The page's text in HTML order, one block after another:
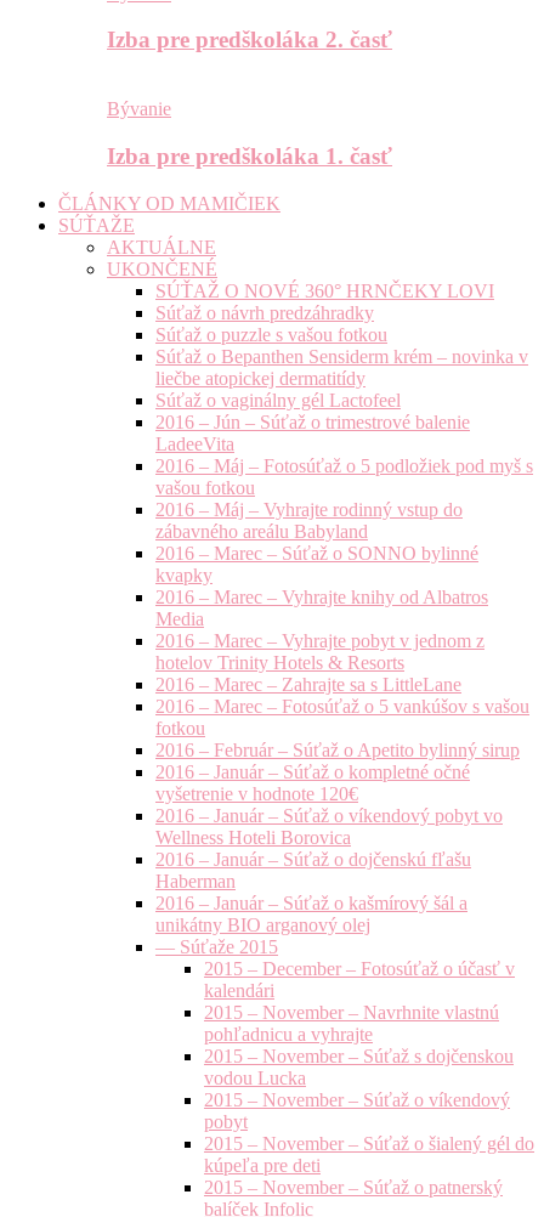
Izba pre predškoláka 2. časť
Bývanie
Izba pre predškoláka 1. časť
ČLÁNKY OD MAMIČIEK
SÚŤAŽE
AKTUÁLNE
UKONČENÉ
SÚŤAŽ O NOVÉ 360° HRNČEKY LOVI
Súťaž o návrh predzáhradky
Súťaž o puzzle s vašou fotkou
Súťaž o Bepanthen Sensiderm krém – novinka v
liečbe atopickej dermatitídy
Súťaž o vaginálny gél Lactofeel
2016 – Jún – Súťaž o trimestrové balenie
LadeeVita
2016 – Máj – Fotosúťaž o 5 podložiek pod myš s
vašou fotkou
2016 – Máj – Vyhrajte rodinný vstup do
zábavného areálu Babyland
2016 – Marec – Súťaž o SONNO bylinné
kvapky
2016 – Marec – Vyhrajte knihy od Albatros
Media
2016 – Marec – Vyhrajte pobyt v jednom z
hotelov Trinity Hotels & Resorts
2016 – Marec – Zahrajte sa s LittleLane
2016 – Marec – Fotosúťaž o 5 vankúšov s vašou
fotkou
2016 – Február – Súťaž o Apetito bylinný sirup
2016 – Január – Súťaž o kompletné očné
vyšetrenie v hodnote 120€
2016 – Január – Súťaž o víkendový pobyt vo
Wellness Hoteli Borovica
2016 – Január – Súťaž o dojčenskú fľašu
Haberman
2016 – Január – Súťaž o kašmírový šál a
unikátny BIO arganový olej
— Súťaže 2015
2015 – December – Fotosúťaž o účasť v
kalendári
2015 – November – Navrhnite vlastnú
pohľadnicu a vyhrajte
2015 – November – Súťaž s dojčenskou
vodou Lucka
2015 – November – Súťaž o víkendový
pobyt
2015 – November – Súťaž o šialený gél do
kúpeľa pre deti
2015 – November – Súťaž o patnerský
balíček Infolic